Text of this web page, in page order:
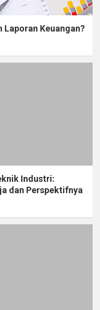
Laporan Keuangan?
Industri:
dan Perspektifnya